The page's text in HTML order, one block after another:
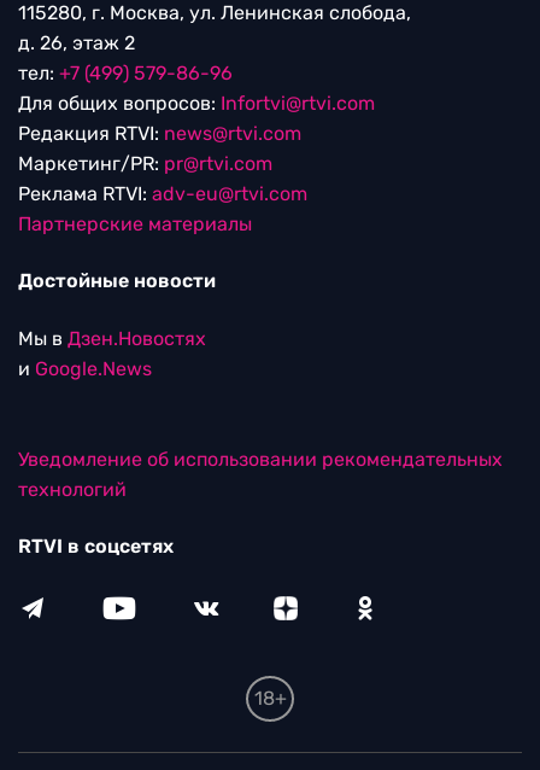
115280, г. Москва, ул. Ленинская слобода,
д. 26, этаж 2
тел: +7 (499) 579-86-96
Для общих вопросов: Infortvi@rtvi.com
Редакция RTVI: news@rtvi.com
Маркетинг/PR: pr@rtvi.com
Реклама RTVI: adv-eu@rtvi.com
Партнерские материалы
Достойные новости
Мы в Дзен.Новостях
и Google.News
Уведомление об использовании рекомендательных
технологий
RTVI в соцсетях
18+